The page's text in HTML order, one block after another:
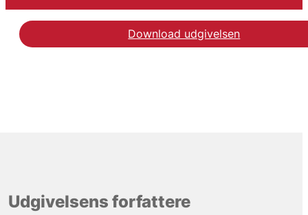
Download udgivelsen
Udgivelsens forfattere